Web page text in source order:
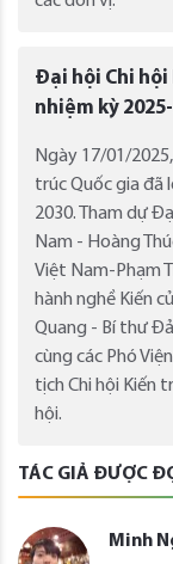
Đại hội Chi hội
nhiệm kỳ
Ngày 17/01/
trúc Quốc gia đã
2030. Tham dự
Nam - Hoàng
Việt Nam-Phạm
hành nghề Kiến
Quang - Bí thư
cùng các Phó
tịch Chi hội Kiến
hội.
TÁC GIẢ ĐƯỢC
Minh